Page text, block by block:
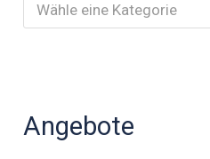
Wähle eine Kategorie
Angebote